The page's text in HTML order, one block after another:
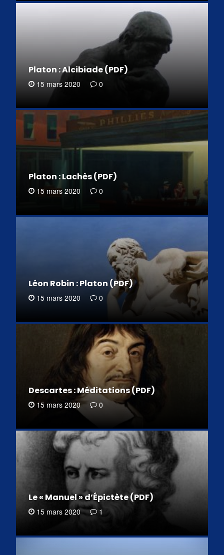
Platon : Alcibiade (PDF)
15 mars 2020 0
Platon : Lachès (PDF)
15 mars 2020 0
Léon Robin : Platon (PDF)
15 mars 2020 0
Descartes : Méditations (PDF)
15 mars 2020 0
Le « Manuel » d’Épictète (PDF)
15 mars 2020 1